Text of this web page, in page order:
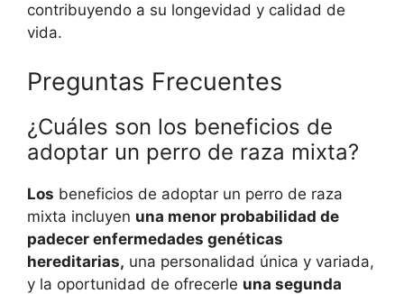
contribuyendo a su longevidad y calidad de
vida.
Preguntas Frecuentes
¿Cuáles son los beneficios de
adoptar un perro de raza mixta?
Los beneficios de adoptar un perro de raza
mixta incluyen una menor probabilidad de
padecer enfermedades genéticas
hereditarias, una personalidad única y variada,
y la oportunidad de ofrecerle una segunda